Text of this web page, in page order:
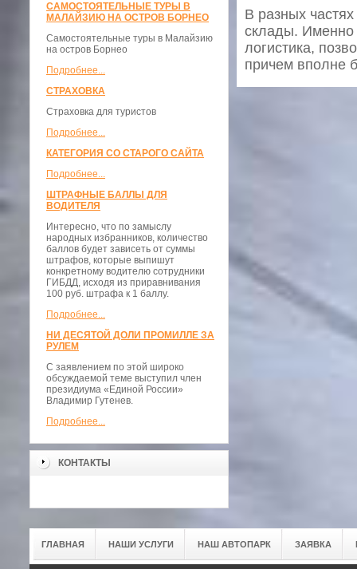
САМОСТОЯТЕЛЬНЫЕ ТУРЫ В
МАЛАЙЗИЮ НА ОСТРОВ БОРНЕО
Самостоятельные туры в Малайзию
на остров Борнео
Подробнее...
СТРАХОВКА
Страховка для туристов
Подробнее...
КАТЕГОРИЯ СО СТАРОГО САЙТА
Подробнее...
ШТРАФНЫЕ БАЛЛЫ ДЛЯ
ВОДИТЕЛЯ
Интересно, что по замыслу
народных избранников, количество
баллов будет зависеть от суммы
штрафов, которые выпишут
конкретному водителю сотрудники
ГИБДД, исходя из приравнивания
100 руб. штрафа к 1 баллу.
Подробнее...
НИ ДЕСЯТОЙ ДОЛИ ПРОМИЛЛЕ ЗА
РУЛЕМ
С заявлением по этой широко
обсуждаемой теме выступил член
президиума «Единой России»
Владимир Гутенев.
Подробнее...
КОНТАКТЫ
В разных
склады. Именно
логистика,
причем вполне
ГЛАВНАЯ НАШИ УСЛУГИ НАШ АВТОПАРК ЗАЯВКА